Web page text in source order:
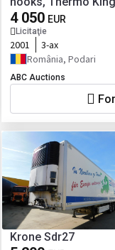
4 050 EUR
Licitaţie
2001
3-ax
România, Podari
ABC Auctions
Krone Sdr27